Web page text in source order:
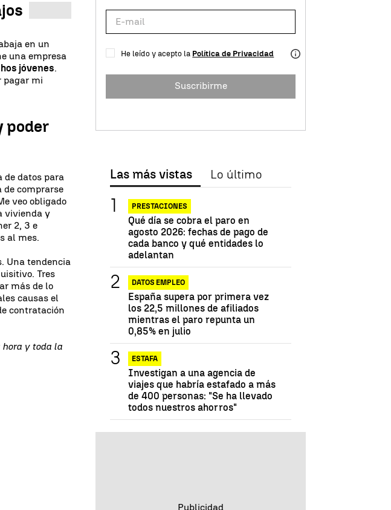
en un
una empresa
jóvenes.
pagar mi
poder
de datos para
de comprarse
veo obligado
vivienda y
2, 3 e
al mes.
Una tendencia
Tres
más de lo
causas el
contratación
y toda la
He leído y acepto la Política de Privacidad
Suscribirme
Las más vistas Lo último
PRESTACIONES
Qué día se cobra el paro en
agosto 2026: fechas de pago de
cada banco y qué entidades lo
adelantan
DATOS EMPLEO
España supera por primera vez
los 22,5 millones de afiliados
mientras el paro repunta un
0,85% en julio
ESTAFA
Investigan a una agencia de
viajes que habría estafado a más
de 400 personas: "Se ha llevado
todos nuestros ahorros"